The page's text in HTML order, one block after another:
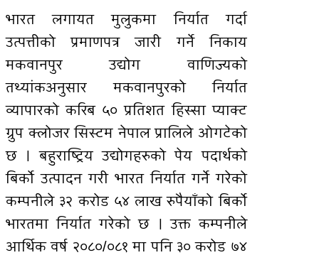
भारत लगायत मुलुकमा निर्यात गर्दा
उत्पत्तीको प्रमाणपत्र जारी गर्ने निकाय
मकवानपुर उद्योग वाणिज्यको
तथ्यांकअनुसार मकवानपुरको निर्यात
व्यापारको करिब ५० प्रतिशत हिस्सा प्याक्ट
ग्रुप क्लोजर सिस्टम नेपाल प्रालिले ओगटेको
छ । बहुराष्ट्रिय उद्योगहरुको पेय पदार्थको
बिर्को उत्पादन गरी भारत निर्यात गर्ने गरेको
कम्पनीले ३२ करोड ५४ लाख रुपैयाँको बिर्को
भारतमा निर्यात गरेको छ । उक्त कम्पनीले
आर्थिक वर्ष २०८०/०८१ मा पनि ३० करोड ७४